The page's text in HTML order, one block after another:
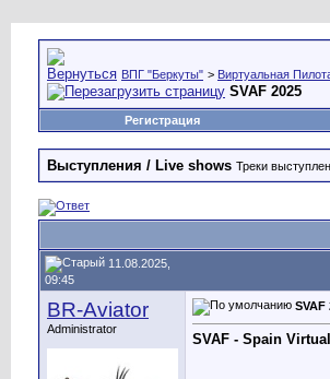
ВПГ "Беркуты" > Виртуальная
SVAF 2025
Регистрация
Выступления / Live shows Треки
11.08.2025,
09:45
BR-Aviator
Administrator
SVAF
SVAF - Spain